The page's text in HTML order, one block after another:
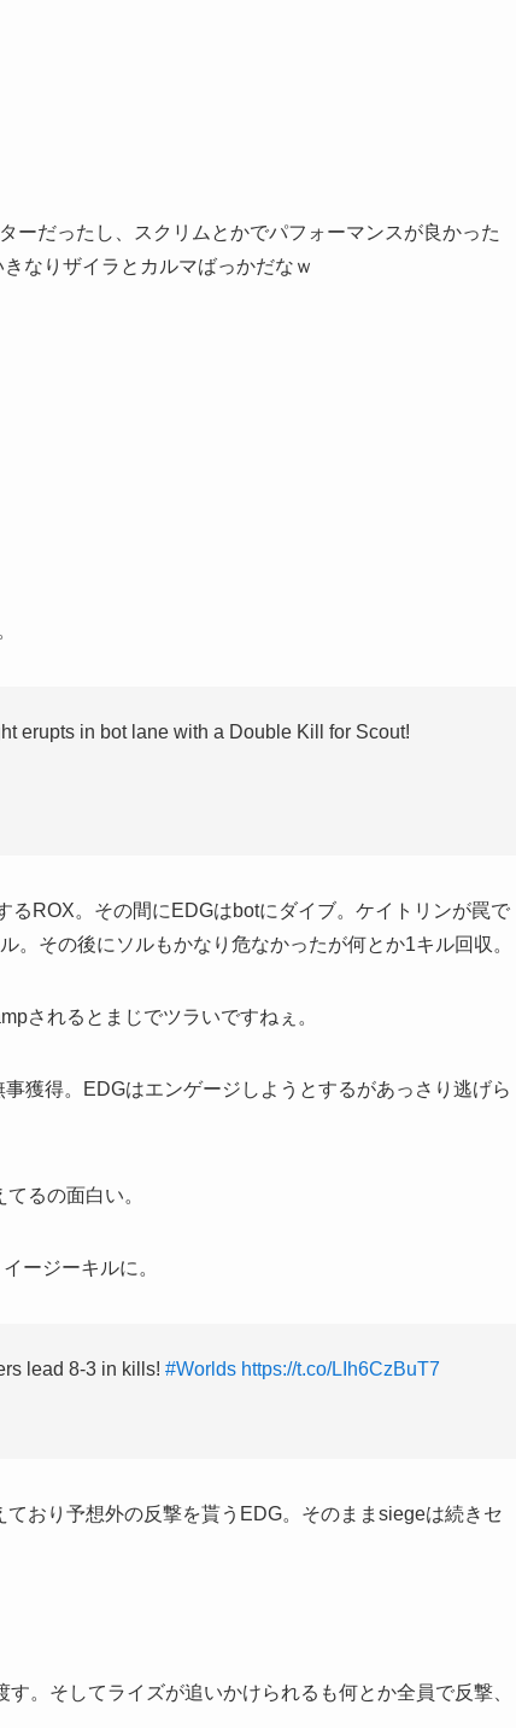
ーだったし、スクリムとかでパフォーマンスが良かった
なりザイラとカルマばっかだなｗ
erupts in bot lane with a Double Kill for Scout!
ROX。その間にEDGはbotにダイブ。ケイトリンが罠で
その後にソルもかなり危なかったが何とか1キル回収。
されるとまじでツラいですねぇ。
獲得。EDGはエンゲージしようとするがあっさり逃げら
るの面白い。
ージーキルに。
lead 8-3 in kills! #Worlds https://t.co/LIh6CzBuT7
おり予想外の反撃を貰うEDG。そのままsiegeは続きセ
。そしてライズが追いかけられるも何とか全員で反撃、